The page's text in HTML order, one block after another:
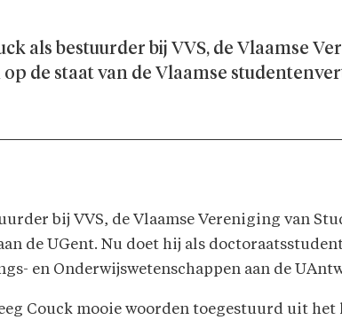
als bestuurder bij VVS, de Vlaamse
de staat van de Vlaamse
bij VVS, de Vlaamse Vereniging van
de UGent. Nu doet hij als
en Onderwijswetenschappen aan de
Couck mooie woorden toegestuurd uit